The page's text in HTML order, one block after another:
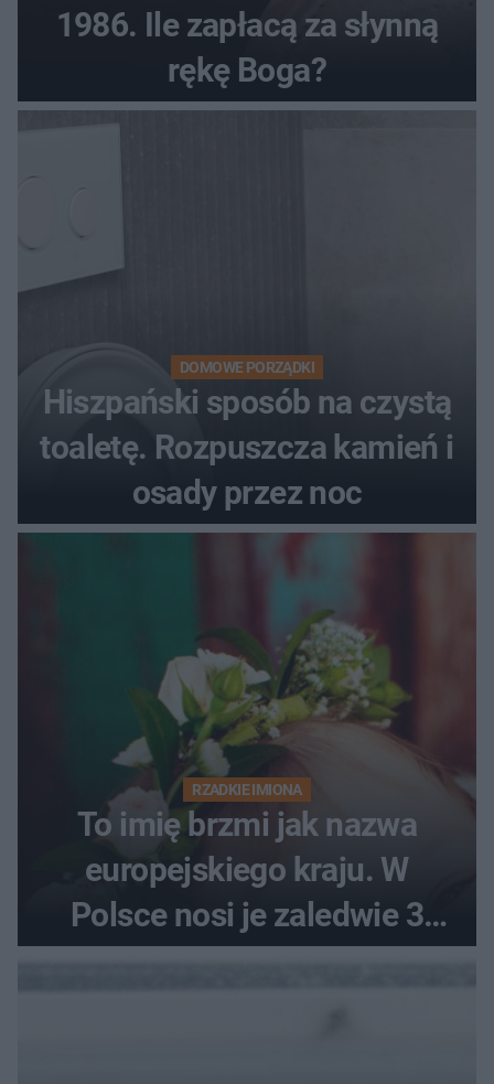
1986. Ile zapłacą za słynną
rękę Boga?
DOMOWE PORZĄDKI
Hiszpański sposób na czystą
toaletę. Rozpuszcza kamień i
osady przez noc
RZADKIE IMIONA
To imię brzmi jak nazwa
europejskiego kraju. W
Polsce nosi je zaledwie 3
kobiety